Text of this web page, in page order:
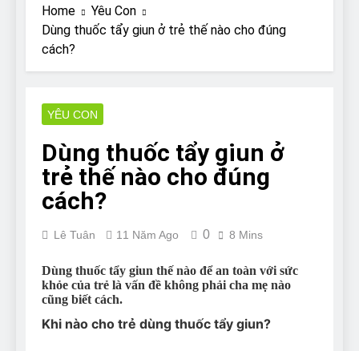
Why Do Bulldogs Snore?
And How to Minimize It!
7 Năm Ago
The Ultimate Guide to What
Bulldogs Can (and can’t) Eat
and How to Treat It
Can Bulldogs Run Long
Distances?
Can Bulldogs Play Fetch?
Home
Yêu Con
Dùng thuốc tẩy giun ở trẻ thế nào cho đúng
cách?
YÊU CON
Dùng thuốc tẩy giun ở
trẻ thế nào cho đúng
cách?
Lê Tuân 11 Năm Ago 0 8 Mins
Dùng thuốc tẩy giun thế nào để an toàn với sức
khỏe của trẻ là vấn đề không phải cha mẹ nào
cũng biết cách.
Khi nào cho trẻ dùng thuốc tẩy giun?